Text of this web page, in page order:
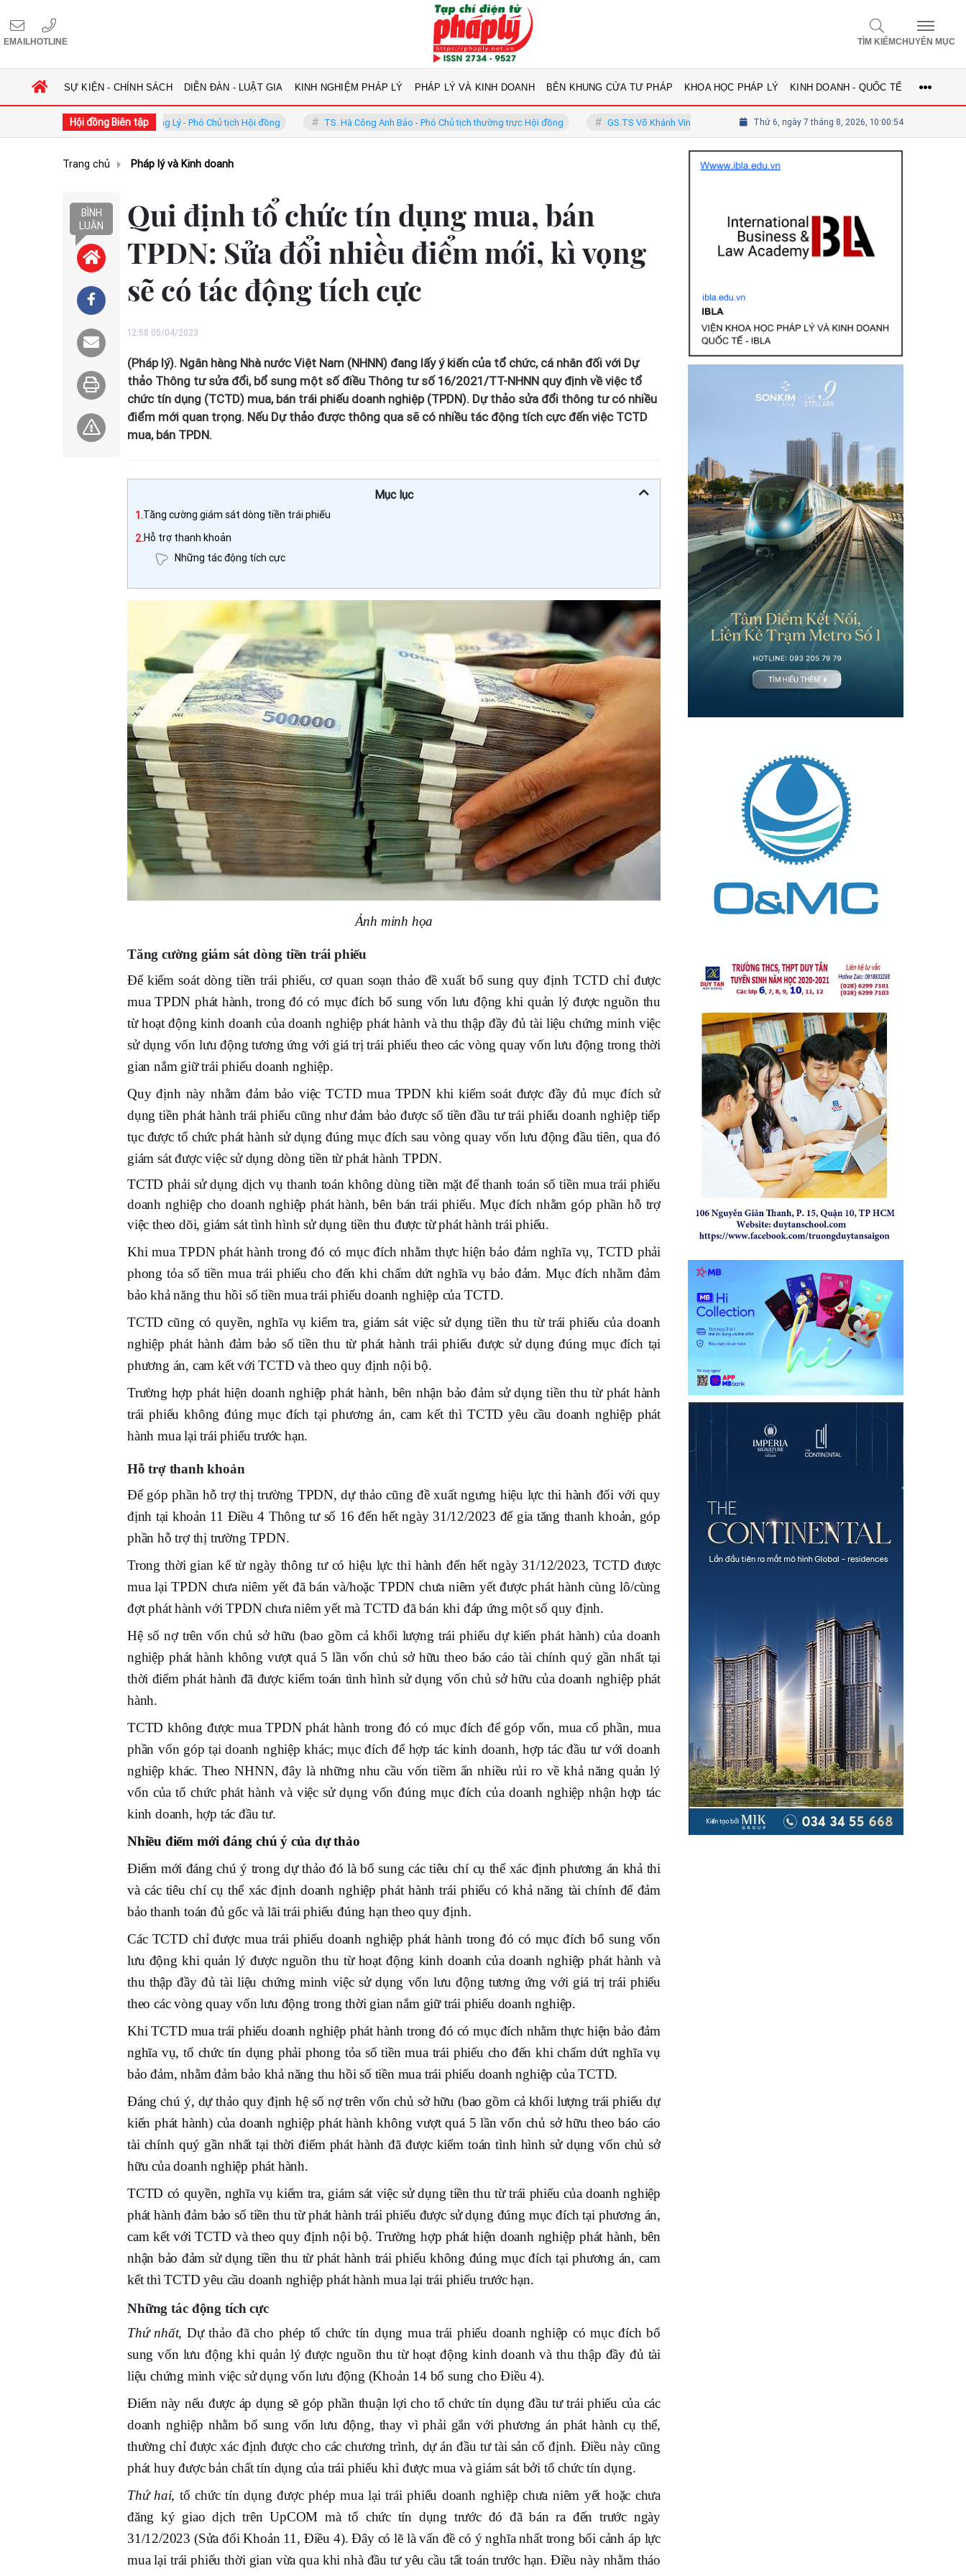
EMAILHOTLINE TÌM KIẾMCHUYÊN MỤC
SỰ KIỆN - CHÍNH SÁCH DIỄN ĐÀN - LUẬT GIA KINH NGHIỆM PHÁP LÝ PHÁP LÝ VÀ KINH DOANH BÊN KHUNG CỬA TƯ PHÁP KHOA HỌC PHÁP LÝ KINH DOANH - QUỐC TẾ
Hội đồng Biên tập
GS.TS. Phan Trung Lý - Phó Chủ tịch Hội đồng TS. Hà Công Anh Bảo - Phó Chủ tịch thường trực Hội đồng GS.TS Võ Khánh Vinh - Ủy viên Hội đồng Tổng biên tập Lê Thị Mai Phương - Ủy viên
Thứ 6, ngày 7 tháng 8, 2026, 10:00:55
Trang chủ Pháp lý và Kinh doanh
BÌNH
LUẬN
Qui định tổ chức tín dụng mua, bán
TPDN: Sửa đổi nhiều điểm mới, kì vọng
sẽ có tác động tích cực
12:58 05/04/2023
(Pháp lý). Ngân hàng Nhà nước Việt Nam (NHNN) đang lấy ý kiến của tổ chức, cá nhân đối với Dự
thảo Thông tư sửa đổi, bổ sung một số điều Thông tư số 16/2021/TT-NHNN quy định về việc tổ
chức tín dụng (TCTD) mua, bán trái phiếu doanh nghiệp (TPDN). Dự thảo sửa đổi thông tư có nhiều
điểm mới quan trọng. Nếu Dự thảo được thông qua sẽ có nhiều tác động tích cực đến việc TCTD
mua, bán TPDN.
Mục lục
1.Tăng cường giám sát dòng tiền trái phiếu
2.Hỗ trợ thanh khoản
Những tác động tích cực
Ảnh minh họa
Tăng cường giám sát dòng tiền trái phiếu
Để kiểm soát dòng tiền trái phiếu, cơ quan soạn thảo đề xuất bổ sung quy định TCTD chỉ được
mua TPDN phát hành, trong đó có mục đích bổ sung vốn lưu động khi quản lý được nguồn thu
từ hoạt động kinh doanh của doanh nghiệp phát hành và thu thập đầy đủ tài liệu chứng minh việc
sử dụng vốn lưu động tương ứng với giá trị trái phiếu theo các vòng quay vốn lưu động trong thời
gian nắm giữ trái phiếu doanh nghiệp.
Quy định này nhằm đảm bảo việc TCTD mua TPDN khi kiểm soát được đầy đủ mục đích sử
dụng tiền phát hành trái phiếu cũng như đảm bảo được số tiền đầu tư trái phiếu doanh nghiệp tiếp
tục được tổ chức phát hành sử dụng đúng mục đích sau vòng quay vốn lưu động đầu tiên, qua đó
giám sát được việc sử dụng dòng tiền từ phát hành TPDN.
TCTD phải sử dụng dịch vụ thanh toán không dùng tiền mặt để thanh toán số tiền mua trái phiếu
doanh nghiệp cho doanh nghiệp phát hành, bên bán trái phiếu. Mục đích nhằm góp phần hỗ trợ
việc theo dõi, giám sát tình hình sử dụng tiền thu được từ phát hành trái phiếu.
Khi mua TPDN phát hành trong đó có mục đích nhằm thực hiện bảo đảm nghĩa vụ, TCTD phải
phong tỏa số tiền mua trái phiếu cho đến khi chấm dứt nghĩa vụ bảo đảm. Mục đích nhằm đảm
bảo khả năng thu hồi số tiền mua trái phiếu doanh nghiệp của TCTD.
TCTD cũng có quyền, nghĩa vụ kiểm tra, giám sát việc sử dụng tiền thu từ trái phiếu của doanh
nghiệp phát hành đảm bảo số tiền thu từ phát hành trái phiếu được sử dụng đúng mục đích tại
phương án, cam kết với TCTD và theo quy định nội bộ.
Trường hợp phát hiện doanh nghiệp phát hành, bên nhận bảo đảm sử dụng tiền thu từ phát hành
trái phiếu không đúng mục đích tại phương án, cam kết thì TCTD yêu cầu doanh nghiệp phát
hành mua lại trái phiếu trước hạn.
Hỗ trợ thanh khoản
Để góp phần hỗ trợ thị trường TPDN, dự thảo cũng đề xuất ngưng hiệu lực thi hành đối với quy
định tại khoản 11 Điều 4 Thông tư số 16 đến hết ngày 31/12/2023 để gia tăng thanh khoản, góp
phần hỗ trợ thị trường TPDN.
Trong thời gian kể từ ngày thông tư có hiệu lực thi hành đến hết ngày 31/12/2023, TCTD được
mua lại TPDN chưa niêm yết đã bán và/hoặc TPDN chưa niêm yết được phát hành cùng lô/cùng
đợt phát hành với TPDN chưa niêm yết mà TCTD đã bán khi đáp ứng một số quy định.
Hệ số nợ trên vốn chủ sở hữu (bao gồm cả khối lượng trái phiếu dự kiến phát hành) của doanh
nghiệp phát hành không vượt quá 5 lần vốn chủ sở hữu theo báo cáo tài chính quý gần nhất tại
thời điểm phát hành đã được kiểm toán tình hình sử dụng vốn chủ sở hữu của doanh nghiệp phát
hành.
TCTD không được mua TPDN phát hành trong đó có mục đích để góp vốn, mua cổ phần, mua
phần vốn góp tại doanh nghiệp khác; mục đích để hợp tác kinh doanh, hợp tác đầu tư với doanh
nghiệp khác. Theo NHNN, đây là những nhu cầu vốn tiềm ẩn nhiều rủi ro về khả năng quản lý
vốn của tổ chức phát hành và việc sử dụng vốn đúng mục đích của doanh nghiệp nhận hợp tác
kinh doanh, hợp tác đầu tư.
Nhiều điểm mới đáng chú ý của dự thảo
Điểm mới đáng chú ý trong dự thảo đó là bổ sung các tiêu chí cụ thể xác định phương án khả thi
và các tiêu chí cụ thể xác định doanh nghiệp phát hành trái phiếu có khả năng tài chính để đảm
bảo thanh toán đủ gốc và lãi trái phiếu đúng hạn theo quy định.
Các TCTD chỉ được mua trái phiếu doanh nghiệp phát hành trong đó có mục đích bổ sung vốn
lưu động khi quản lý được nguồn thu từ hoạt động kinh doanh của doanh nghiệp phát hành và
thu thập đầy đủ tài liệu chứng minh việc sử dụng vốn lưu động tương ứng với giá trị trái phiếu
theo các vòng quay vốn lưu động trong thời gian nắm giữ trái phiếu doanh nghiệp.
Khi TCTD mua trái phiếu doanh nghiệp phát hành trong đó có mục đích nhằm thực hiện bảo đảm
nghĩa vụ, tổ chức tín dụng phải phong tỏa số tiền mua trái phiếu cho đến khi chấm dứt nghĩa vụ
bảo đảm, nhằm đảm bảo khả năng thu hồi số tiền mua trái phiếu doanh nghiệp của TCTD.
Đáng chú ý, dự thảo quy định hệ số nợ trên vốn chủ sở hữu (bao gồm cả khối lượng trái phiếu dự
kiến phát hành) của doanh nghiệp phát hành không vượt quá 5 lần vốn chủ sở hữu theo báo cáo
tài chính quý gần nhất tại thời điểm phát hành đã được kiểm toán tình hình sử dụng vốn chủ sở
hữu của doanh nghiệp phát hành.
TCTD có quyền, nghĩa vụ kiểm tra, giám sát việc sử dụng tiền thu từ trái phiếu của doanh nghiệp
phát hành đảm bảo số tiền thu từ phát hành trái phiếu được sử dụng đúng mục đích tại phương án,
cam kết với TCTD và theo quy định nội bộ. Trường hợp phát hiện doanh nghiệp phát hành, bên
nhận bảo đảm sử dụng tiền thu từ phát hành trái phiếu không đúng mục đích tại phương án, cam
kết thì TCTD yêu cầu doanh nghiệp phát hành mua lại trái phiếu trước hạn.
Những tác động tích cực
Thứ nhất, Dự thảo đã cho phép tổ chức tín dụng mua trái phiếu doanh nghiệp có mục đích bổ
sung vốn lưu động khi quản lý được nguồn thu từ hoạt động kinh doanh và thu thập đầy đủ tài
liệu chứng minh việc sử dụng vốn lưu động (Khoản 14 bổ sung cho Điều 4).
Điểm này nếu được áp dụng sẽ góp phần thuận lợi cho tổ chức tín dụng đầu tư trái phiếu của các
doanh nghiệp nhằm bổ sung vốn lưu động, thay vì phải gắn với phương án phát hành cụ thể,
thường chỉ được xác định được cho các chương trình, dự án đầu tư tài sản cố định. Điều này cũng
phát huy được bản chất tín dụng của trái phiếu khi được mua và giám sát bởi tổ chức tín dụng.
Thứ hai, tổ chức tín dụng được phép mua lại trái phiếu doanh nghiệp chưa niêm yết hoặc chưa
đăng ký giao dịch trên UpCOM mà tổ chức tín dụng trước đó đã bán ra đến trước ngày
31/12/2023 (Sửa đổi Khoản 11, Điều 4). Đây có lẽ là vấn đề có ý nghĩa nhất trong bối cảnh áp lực
mua lại trái phiếu thời gian vừa qua khi nhà đầu tư yêu cầu tất toán trước hạn. Điều này nhằm tháo